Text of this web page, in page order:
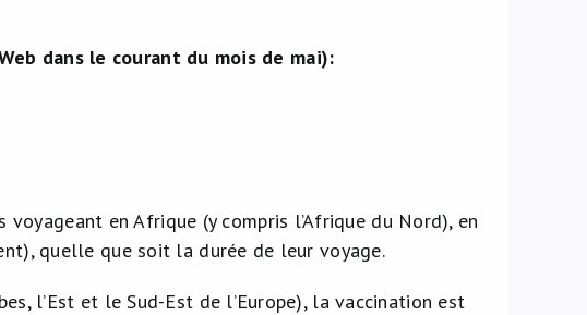
dans le courant du mois de mai):
en Afrique (y compris l’Afrique du Nord), en
quelle que soit la durée de leur voyage.
l’Est et le Sud-Est de l’Europe), la vaccination est